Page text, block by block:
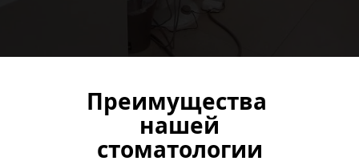
Преимущества
нашей
стоматологии